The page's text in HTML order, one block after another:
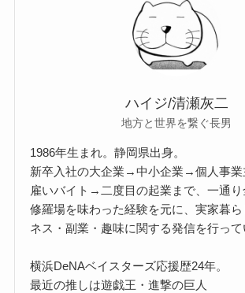
ハイジ/清瀬灰二
地方と世界を繋ぐ長男
1986年生まれ。静岡県出身。
新卒入社の大企業→中小企業→個人事
雇いバイト→二度目の起業まで、一通り
修羅場を味わった経験を元に、実家暮
ネス・副業・趣味に関する発信を行って
横浜DeNAベイスターズ応援歴24年。
最近の推しは遊戯王・進撃の巨人